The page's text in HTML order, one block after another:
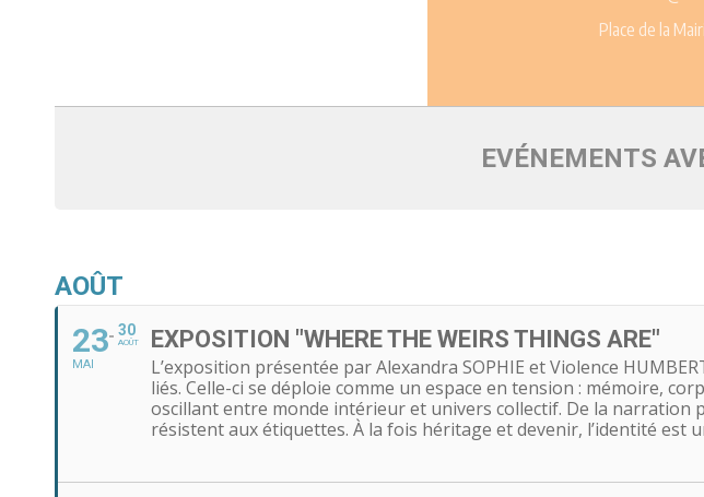
Place de la
EVÉNEMENTS
AOÛT
23
MAI
30
AOÛT EXPOSITION "WHERE THE WEIRS THINGS ARE"
L’exposition présentée par Alexandra SOPHIE et Violence
liés. Celle-ci se déploie comme un espace en tension : mémoire,
oscillant entre monde intérieur et univers collectif. De la narration
résistent aux étiquettes. À la fois héritage et devenir, l’identité est